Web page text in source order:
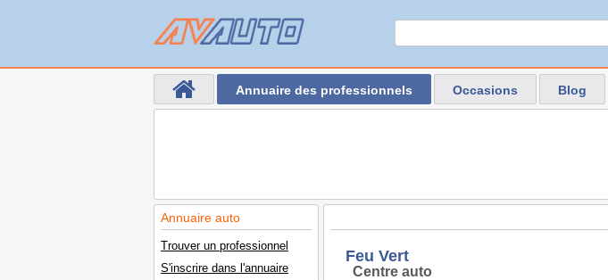
Annuaire des professionnels Occasions Blog
Annuaire auto
Trouver un professionnel
S'inscrire dans l'annuaire
Feu Vert
Centre auto